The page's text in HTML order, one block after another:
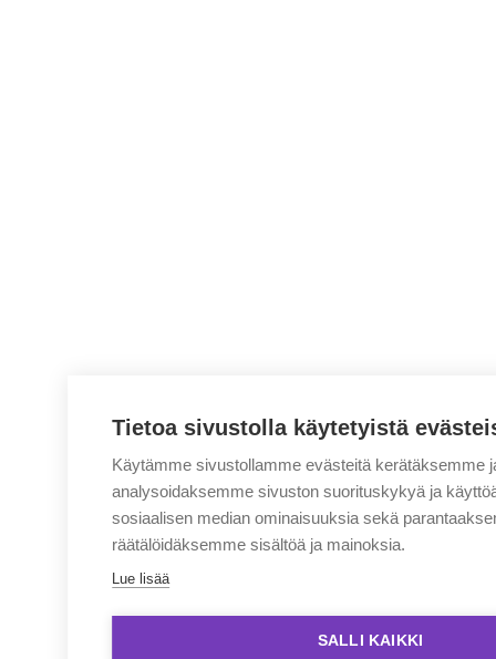
Tietoa sivustolla käytetyistä
Käytämme sivustollamme evästeitä kerätäksemme
analysoidaksemme sivuston suorituskykyä ja
sosiaalisen median ominaisuuksia sekä
räätälöidäksemme sisältöä ja mainoksia.
Lue lisää
SALLI KAIKKI